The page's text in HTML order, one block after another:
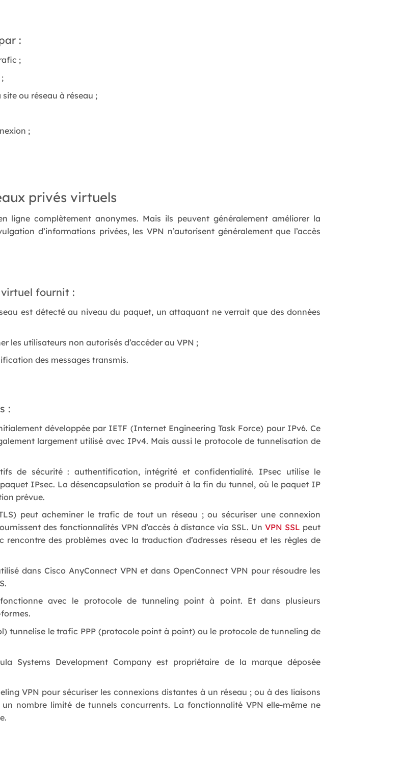
:
;
ou réseau à réseau ;
;
privés virtuels
ligne complètement anonymes. Mais ils peuvent généralement améliorer la
d’informations privées, les VPN n’autorisent généralement que l’accès
virtuel fournit :
est détecté au niveau du paquet, un attaquant ne verrait que des données
les utilisateurs non autorisés d’accéder au VPN ;
des messages transmis.
:
développée par IETF (Internet Engineering Task Force) pour IPv6. Ce
largement utilisé avec IPv4. Mais aussi le protocole de tunnelisation de
de sécurité : authentification, intégrité et confidentialité. IPsec utilise le
IPsec. La désencapsulation se produit à la fin du tunnel, où le paquet IP
prévue.
peut acheminer le trafic de tout un réseau ; ou sécuriser une connexion
des fonctionnalités VPN d’accès à distance via SSL. UnVPN SSL peut
des problèmes avec la traduction d’adresses réseau et les règles de
dans Cisco AnyConnect VPN et dans OpenConnect VPN pour résoudre les
avec le protocole de tunneling point à point. Et dans plusieurs
tunnelise le trafic PPP (protocole point à point) ou le protocole de tunneling de
Systems Development Company est propriétaire de la marque déposée
VPN pour sécuriser les connexions distantes à un réseau ; ou à des liaisons
nombre limité de tunnels concurrents. La fonctionnalité VPN elle-même ne